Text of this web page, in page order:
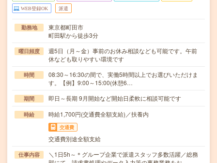
WEB登録OK 派遣
勤務地
東京都町田市
町田駅から徒歩3分
曜日頻度
週5日（月～金）事前のお休み相談なども可能です。午前
休なども取りやすい環境です
時間
08:30～16:30の間で、実働5時間以上でお選びいただけま
す。【例】9:00～15:00(休憩6…
期間 即日～長期 9月開始など開始日柔軟に相談可能です
時給 時給1,700円(交通費全額支給)／扶養内
交通費
交通費別途全額支給
仕事内容
＼1日5h～＊グループ企業で派遣スタッフ多数活躍／総務